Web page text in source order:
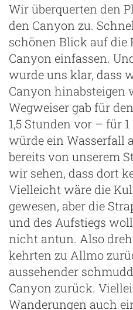
Wir überquerten den
den Canyon zu.
schönen Blick auf die
Canyon einfassen.
wurde uns klar, dass
Canyon hinabsteigen
Wegweiser gab für
1,5 Stunden vor – für
würde ein Wasserfall
bereits von unserem
wir sehen, dass dort
Vielleicht wäre die
gewesen, aber die
und des Aufstiegs
nicht antun. Also
kehrten zu Allmo
aussehender
Canyon zurück.
Wanderungen auch